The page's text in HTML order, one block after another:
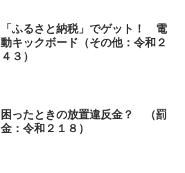
「ふるさと納税」でゲット！ 電
動キックボード（その他：令和２
４３）
困ったときの放置違反金？ （罰
金：令和２１８）